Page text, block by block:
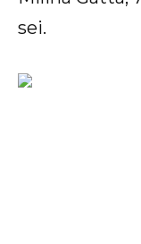
sei.